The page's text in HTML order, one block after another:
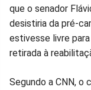
que o senador
desistiria da pré-
estivesse livre
retirada à
Segundo a CNN, o